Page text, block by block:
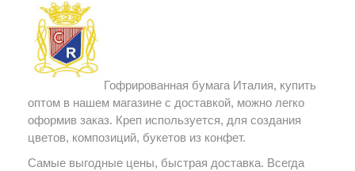
Гофрированная бумага Италия, купить
оптом в нашем магазине с доставкой, можно легко
оформив заказ. Креп используется, для создания
цветов, композиций, букетов из конфет.
Самые выгодные цены, быстрая доставка. Всегда